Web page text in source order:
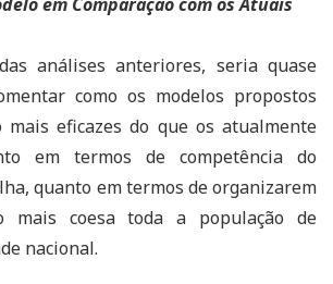
análises anteriores, seria quase
como os modelos propostos
mais eficazes do que os atualmente
em termos de competência do
quanto em termos de organizarem
mais coesa toda a população de
nacional.